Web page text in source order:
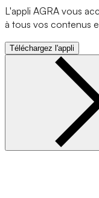
L'appli AGRA vous
à tous vos contenus
Téléchargez l'appli